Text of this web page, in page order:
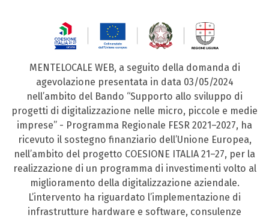
MENTELOCALE WEB, a seguito della domanda di
agevolazione presentata in data 03/05/2024
nell’ambito del Bando “Supporto allo sviluppo di
progetti di digitalizzazione nelle micro, piccole e medie
imprese” - Programma Regionale FESR 2021–2027, ha
ricevuto il sostegno finanziario dell’Unione Europea,
nell’ambito del progetto COESIONE ITALIA 21–27, per la
realizzazione di un programma di investimenti volto al
miglioramento della digitalizzazione aziendale.
L’intervento ha riguardato l’implementazione di
infrastrutture hardware e software, consulenze